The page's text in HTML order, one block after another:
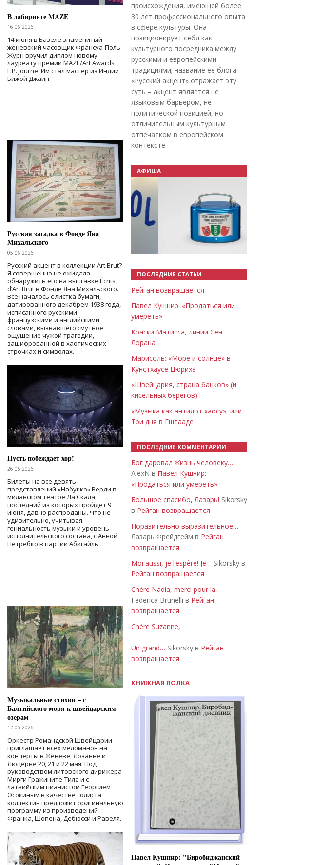
В лабиринте MAZE
16.06.2026
14 июня в Базеле знаменитый
женевский часовщик Франсуа-Поль
Журн вручил диплом новому
лауреату премии MAZE/Art Awards
F.P. Journe. Им стал мастер из Индии
Бижой Джаин.
Русская загадка в Фонде Яна
Михальского
05.06.2026
Русский акцент в коллекции Art Brut?
Я совершенно не ожидала
обнаружить его на выставке Écrits
d’Art Brut в Фонде Яна Михальского.
Все началось с листка бумаги,
датированного декабрем 1938 года,
исписанного русскими,
французскими и английскими
словами, вызвавшего смутное
ощущение чужой трагедии,
зашифрованной в хаотических
строчках и символах.
Пусть побеждает хор!
26.05.2026
Билеты на все девять
представлений «Набукко» Верди в
миланском театре Ла Скала,
последний из которых пройдет 9
июня, давно распроданы. Что не
удивительно, учитывая
гениальность музыки и уровень
исполнительского состава, с Анной
Нетребко в партии Абигайль.
Музыкальные стихии – с
Балтийского моря к швейцарским
озерам
12.05.2026
Оркестр Романдской Швейцарии
приглашает всех меломанов на
концерты в Женеве, Лозанне и
Люцерне 20, 21 и 22 мая. Под
руководством литовского дирижера
Мирги Гражините-Тила и с
латвийским пианистом Георгием
Осокиным в качестве солиста
коллектив предложит оригинальную
программу из произведений
Франка, Шопена, Дебюсси и Равеля.
происхождения, имеющей более
30 лет профессионального опыта
в сфере культуры. Она
позиционирует себя как
культурного посредника между
русскими и европейскими
традициями; название её блога
«Русский акцент» отражает эту
суть – акцент является не
языковым барьером, не
политической позицией, но
отличительным культурным
отпечатком в европейском
контексте.
АФИША
ПОСЛЕДНИЕ СТАТЬИ
Рейган возвращается
Павел Кушнир: «Продаться или
умереть»
Краски Матисса, линии Сен-
Лорана
Марисоль: «Море и солнце» в
Кунстхаусе Цюриха
«Швейцария, страна банков» (и
кисельных берегов)
«Музыка как антидот хаосу», или
Три дня в Гштааде
ПОСЛЕДНИЕ КОММЕНТАРИИ
Бог даровал Жизнь человеку…
AlexN в Павел Кушнир:
«Продаться или умереть»
Большое спасибо, Лазарь! Sikorsky
в Рейган возвращается
Поразительно выразительное…
Лазарь Фрейдгейм в Рейган
возвращается
Moi aussi, je l’espère! Je… Sikorsky в
Рейган возвращается
Chère Nadia, merci pour la…
Federica Brunelli в Рейган
возвращается
Chère Suzanne,
Un grand… Sikorsky в Рейган
возвращается
КНИЖНАЯ ПОЛКА
Павел Кушнир: "Биробиджанский